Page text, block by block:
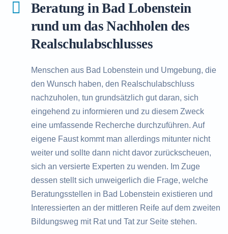
Beratung in Bad Lobenstein
rund um das Nachholen des
Realschulabschlusses
Menschen aus Bad Lobenstein und Umgebung, die
den Wunsch haben, den Realschulabschluss
nachzuholen, tun grundsätzlich gut daran, sich
eingehend zu informieren und zu diesem Zweck
eine umfassende Recherche durchzuführen. Auf
eigene Faust kommt man allerdings mitunter nicht
weiter und sollte dann nicht davor zurückscheuen,
sich an versierte Experten zu wenden. Im Zuge
dessen stellt sich unweigerlich die Frage, welche
Beratungsstellen in Bad Lobenstein existieren und
Interessierten an der mittleren Reife auf dem zweiten
Bildungsweg mit Rat und Tat zur Seite stehen.